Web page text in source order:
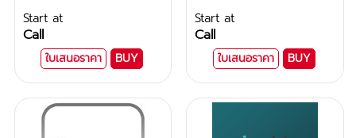
Start at
Call
ใบเสนอราคา BUY
Start at
Call
ใบเสนอราคา BUY